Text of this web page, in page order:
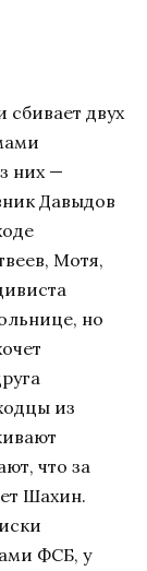
двух
них —
Давыдов
Мотя,
но
из
что за
Шахин.
ФСБ, у